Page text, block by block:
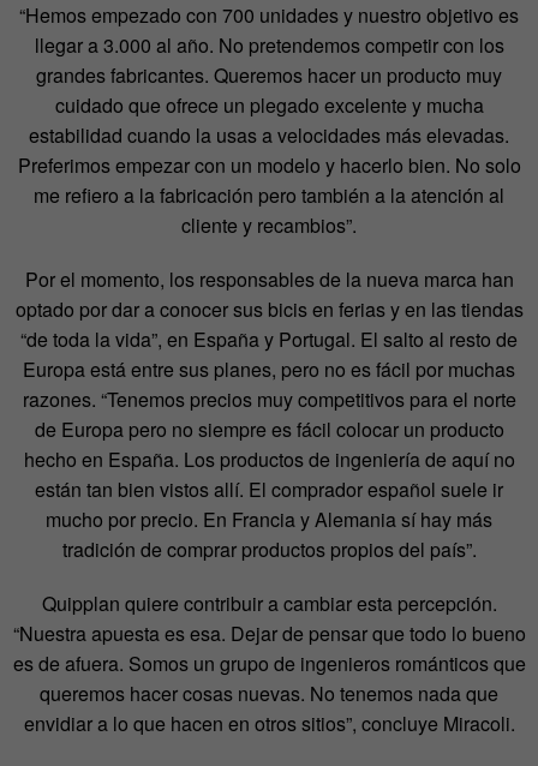
“Hemos empezado con 700 unidades y nuestro objetivo es
llegar a 3.000 al año. No pretendemos competir con los
grandes fabricantes. Queremos hacer un producto muy
cuidado que ofrece un plegado excelente y mucha
estabilidad cuando la usas a velocidades más elevadas.
Preferimos empezar con un modelo y hacerlo bien. No solo
me refiero a la fabricación pero también a la atención al
cliente y recambios”.
Por el momento, los responsables de la nueva marca han
optado por dar a conocer sus bicis en ferias y en las tiendas
“de toda la vida”, en España y Portugal. El salto al resto de
Europa está entre sus planes, pero no es fácil por muchas
razones. “Tenemos precios muy competitivos para el norte
de Europa pero no siempre es fácil colocar un producto
hecho en España. Los productos de ingeniería de aquí no
están tan bien vistos allí. El comprador español suele ir
mucho por precio. En Francia y Alemania sí hay más
tradición de comprar productos propios del país”.
Quipplan quiere contribuir a cambiar esta percepción.
“Nuestra apuesta es esa. Dejar de pensar que todo lo bueno
es de afuera. Somos un grupo de ingenieros románticos que
queremos hacer cosas nuevas. No tenemos nada que
envidiar a lo que hacen en otros sitios”, concluye Miracoli.